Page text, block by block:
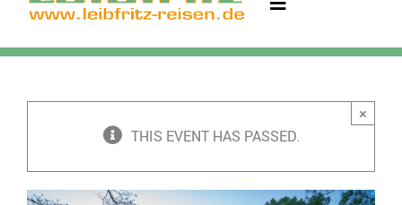
Toggle
Unsere Reisen
Schülerreisen
THIS EVENT HAS PASSED.
×